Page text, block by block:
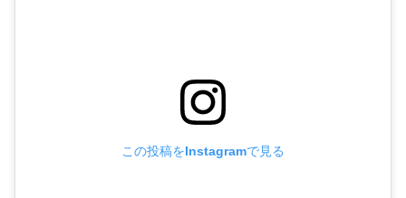
この投稿をInstagramで見る